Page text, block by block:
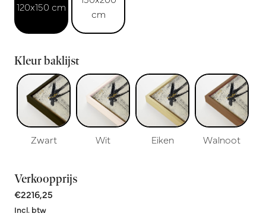
120x150 cm
cm
Kleur baklijst
Zwart Wit Eiken Walnoot
Verkoopprijs
€2216,25
Incl. btw